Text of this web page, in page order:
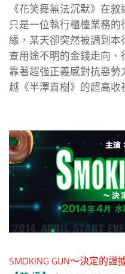
《花笑舞無法沉默》在
只是一位執行櫃檯業務
緣，某天卻突然被調到本
查用途不明的金錢走向、
靠著超強正義感對抗惡
越《半澤直樹》的超高收
SMOKING GUN～決定的證